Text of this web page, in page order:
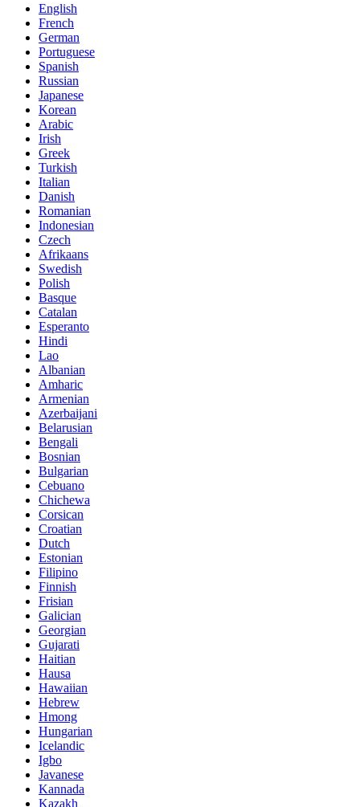
English
French
German
Portuguese
Spanish
Russian
Japanese
Korean
Arabic
Irish
Greek
Turkish
Italian
Danish
Romanian
Indonesian
Czech
Afrikaans
Swedish
Polish
Basque
Catalan
Esperanto
Hindi
Lao
Albanian
Amharic
Armenian
Azerbaijani
Belarusian
Bengali
Bosnian
Bulgarian
Cebuano
Chichewa
Corsican
Croatian
Dutch
Estonian
Filipino
Finnish
Frisian
Galician
Georgian
Gujarati
Haitian
Hausa
Hawaiian
Hebrew
Hmong
Hungarian
Icelandic
Igbo
Javanese
Kannada
Kazakh